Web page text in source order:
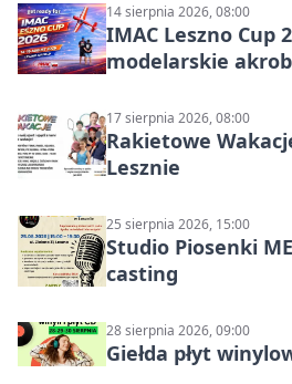
14 sierpnia 2026, 08:00
IMAC Leszno Cup
modelarskie
17 sierpnia 2026, 08:00
Rakietowe
Lesznie
25 sierpnia 2026, 15:00
Studio Piosenki
casting
28 sierpnia 2026, 09:00
Giełda płyt